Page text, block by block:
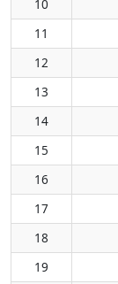
10
11
12
13
14
15
16
17
18
19